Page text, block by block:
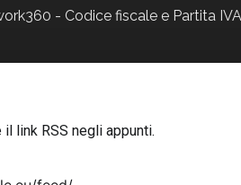
- Codice fiscale e Partita
link RSS negli appunti.